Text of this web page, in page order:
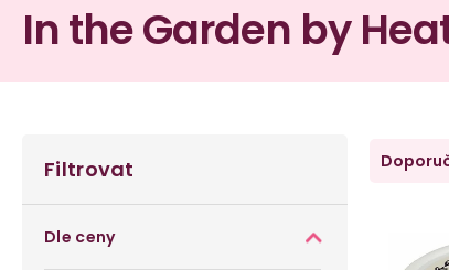
In the Garden by
o
Filtrovat
Dle ceny
Ř